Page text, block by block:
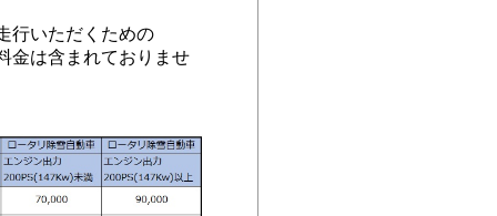
行いただくための
金は含まれておりませ